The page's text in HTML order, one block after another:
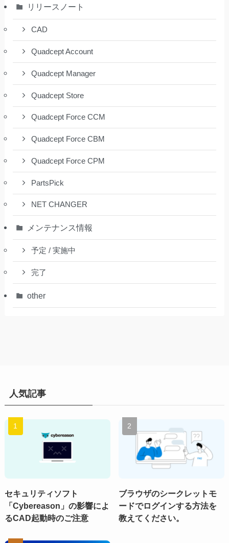
リリースノート
CAD
Quadcept Account
Quadcept Manager
Quadcept Store
Quadcept Force CCM
Quadcept Force CBM
Quadcept Force CPM
PartsPick
NET CHANGER
メンテナンス情報
予定 / 実施中
完了
other
人気記事
セキュリティソフト
「Cybereason」の影響によ
るCAD起動時のご注意
ブラウザのシークレットモ
ードでログインする方法を
教えてください。